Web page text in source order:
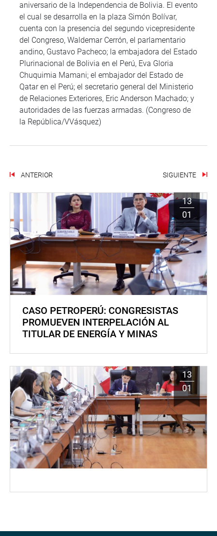
aniversario de la Independencia de Bolivia. El evento
el cual se desarrolla en la plaza Simón Bolívar,
cuenta con la presencia del segundo vicepresidente
del Congreso, Waldemar Cerrón, el parlamentario
andino, Gustavo Pacheco; la embajadora del Estado
Plurinacional de Bolivia en el Perú, Eva Gloria
Chuquimia Mamani; el embajador del Estado de
Qatar en el Perú; el secretario general del Ministerio
de Relaciones Exteriores, Eric Anderson Machado; y
autoridades de las fuerzas armadas. (Congreso de
la República/VVásquez)
ANTERIOR SIGUIENTE
13
01
CASO PETROPERÚ: CONGRESISTAS
PROMUEVEN INTERPELACIÓN AL
TITULAR DE ENERGÍA Y MINAS
13
01